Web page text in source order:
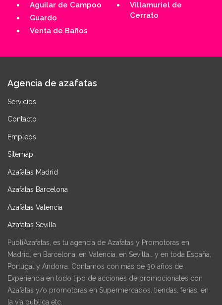
Aguilar de Campoo
Guardo
Venta de Baños
Villamuriel de
Cerrato
Agencia de azafatas
Servicios
Contacto
Empleos
Sitemap
Azafatas Madrid
Azafatas Barcelona
Azafatas Valencia
Azafatas Sevilla
PubliAzafatas, es tu agencia de Azafatas y Promotoras en
Madrid, en Barcelona, en Valencia, en Sevilla… y en toda España,
Portugal y Andorra. Contamos con más de 30 años de
Experiencia en todo tipo de acciones de promocionales con
Azafatas y/o promotoras en Supermercados, tiendas, ferias, en
la vía pública etc.